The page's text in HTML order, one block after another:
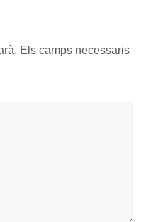
Els camps necessaris